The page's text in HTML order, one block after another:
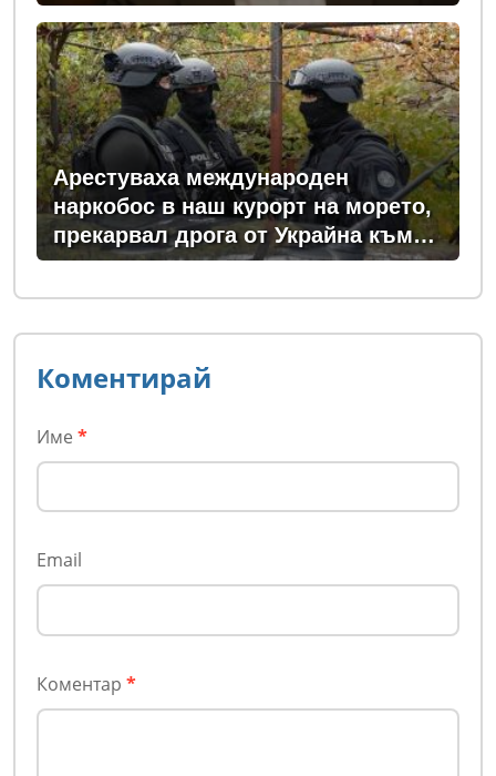
Арестуваха международен
наркобос в наш курорт на морето,
прекарвал дрога от Украйна към
ЕС
Коментирай
Име *
Email
Коментар *